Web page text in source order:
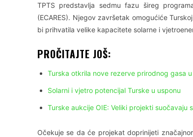
TPTS predstavlja sedmu fazu šireg
(ECARES). Njegov završetak omogućiće
bi prihvatila velike kapacitete solarne i
PROČITAJTE JOŠ:
Turska otkrila nove rezerve prirodnog gasa u
Solarni i vjetro potencijal Turske u usponu
Turske aukcije OIE: Veliki projekti suočavaju
Očekuje se da će projekat doprinijeti